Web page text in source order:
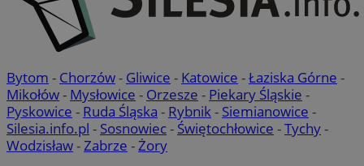
Bytom - Chorzów- Gliwice - Katowice -Łaziska Górne -
Mikołów- Mysłowice - Orzesze - Piekary Śląskie -
Pyskowice - Ruda Śląska - Rybnik- Siemianowice -
Silesia.info.pl - Sosnowiec- Świętochłowice -Tychy-
Wodzisław-Zabrze -Żory